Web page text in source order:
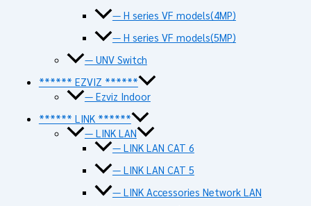
— H series VF models(4MP)
— H series VF models(5MP)
— UNV Switch
****** EZVIZ ******
— Ezviz Indoor
****** LINK ******
— LINK LAN
— LINK LAN CAT 6
— LINK LAN CAT 5
— LINK Accessories Network LAN